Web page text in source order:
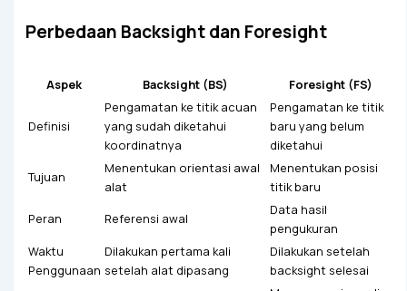
Perbedaan Backsight dan Foresight
Aspek Backsight (BS) Foresight (FS)
Definisi
Pengamatan ke titik acuan
yang sudah diketahui
koordinatnya
Pengamatan ke titik
baru yang belum
diketahui
Tujuan
Menentukan orientasi awal
alat
Menentukan posisi
titik baru
Peran
Referensi awal
Data hasil
pengukuran
Waktu
Penggunaan
Dilakukan pertama kali
setelah alat dipasang
Dilakukan setelah
backsight selesai